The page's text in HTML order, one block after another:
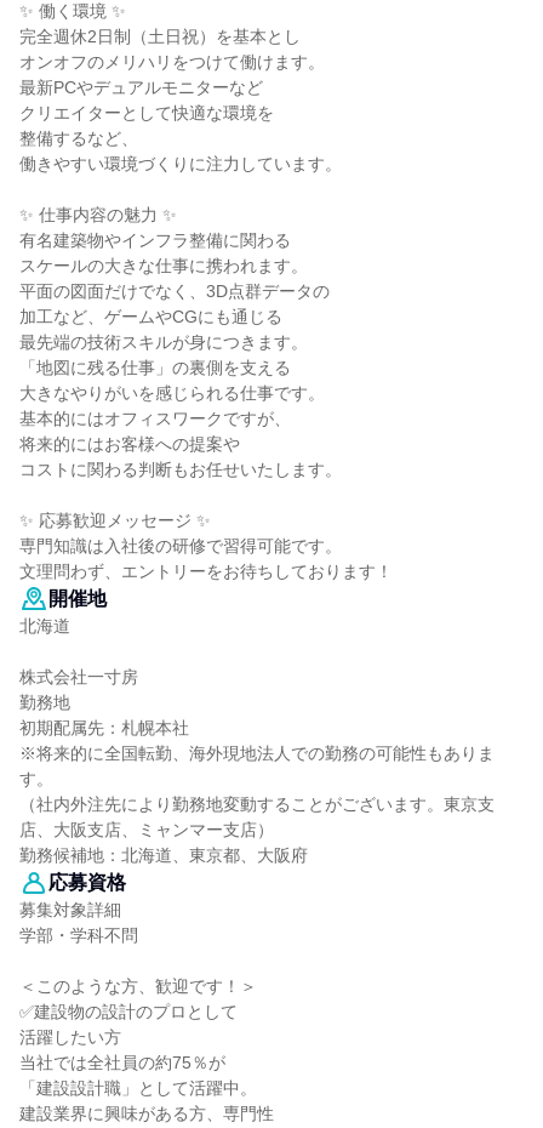
✨ 働く環境 ✨
完全週休2日制（土日祝）を基本とし
オンオフのメリハリをつけて働けます。
最新PCやデュアルモニターなど
クリエイターとして快適な環境を
整備するなど、
働きやすい環境づくりに注力しています。
✨ 仕事内容の魅力 ✨
有名建築物やインフラ整備に関わる
スケールの大きな仕事に携われます。
平面の図面だけでなく、3D点群データの
加工など、ゲームやCGにも通じる
最先端の技術スキルが身につきます。
「地図に残る仕事」の裏側を支える
大きなやりがいを感じられる仕事です。
基本的にはオフィスワークですが、
将来的にはお客様への提案や
コストに関わる判断もお任せいたします。
✨ 応募歓迎メッセージ ✨
専門知識は入社後の研修で習得可能です。
文理問わず、エントリーをお待ちしております！
開催地
北海道
株式会社一寸房
勤務地
初期配属先：札幌本社
※将来的に全国転勤、海外現地法人での勤務の可能性もありま
す。
（社内外注先により勤務地変動することがございます。東京支
店、大阪支店、ミャンマー支店）
勤務候補地：北海道、東京都、大阪府
応募資格
募集対象詳細
学部・学科不問
＜このような方、歓迎です！＞
✅建設物の設計のプロとして
活躍したい方
当社では全社員の約75％が
「建設設計職」として活躍中。
建設業界に興味がある方、専門性